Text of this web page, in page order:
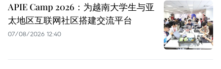
APIE Camp 2026：为越南大学生与亚
太地区互联网社区搭建交流平台
07/08/2026 12:40